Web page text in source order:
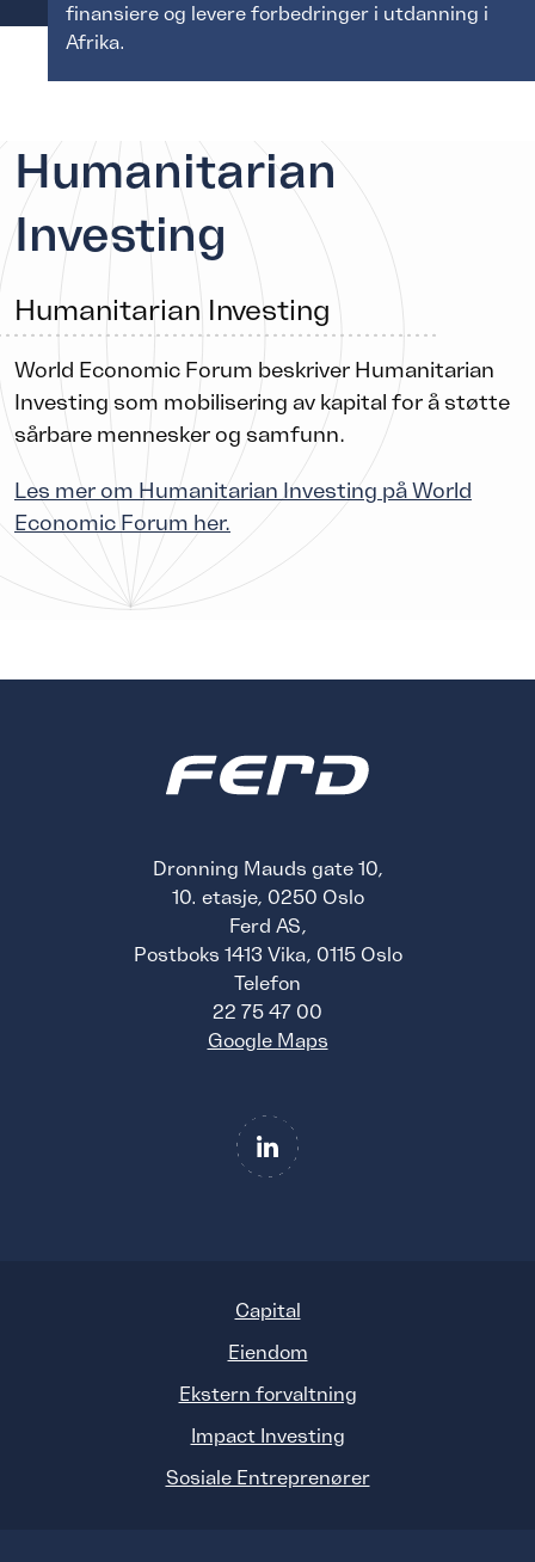
finansiere og levere forbedringer i utdanning i
Afrika.
Humanitarian
Investing
Humanitarian Investing
World Economic Forum beskriver Humanitarian
Investing som mobilisering av kapital for å støtte
sårbare mennesker og samfunn.
Les mer om Humanitarian Investing på World
Economic Forum her.
Dronning Mauds gate 10,
10. etasje, 0250 Oslo
Ferd AS,
Postboks 1413 Vika, 0115 Oslo
Telefon
22 75 47 00
Google Maps
Capital
Eiendom
Ekstern forvaltning
Impact Investing
Sosiale Entreprenører